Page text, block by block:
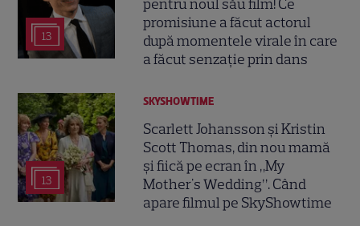
13
pentru noul său film! Ce
promisiune a făcut actorul
după momentele virale în care
a făcut senzație prin dans
13
SKYSHOWTIME
Scarlett Johansson și Kristin
Scott Thomas, din nou mamă
și fiică pe ecran în „My
Mother's Wedding”. Când
apare filmul pe SkyShowtime